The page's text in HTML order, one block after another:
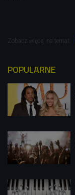
Zobacz więcej na temat:
POPULARNE